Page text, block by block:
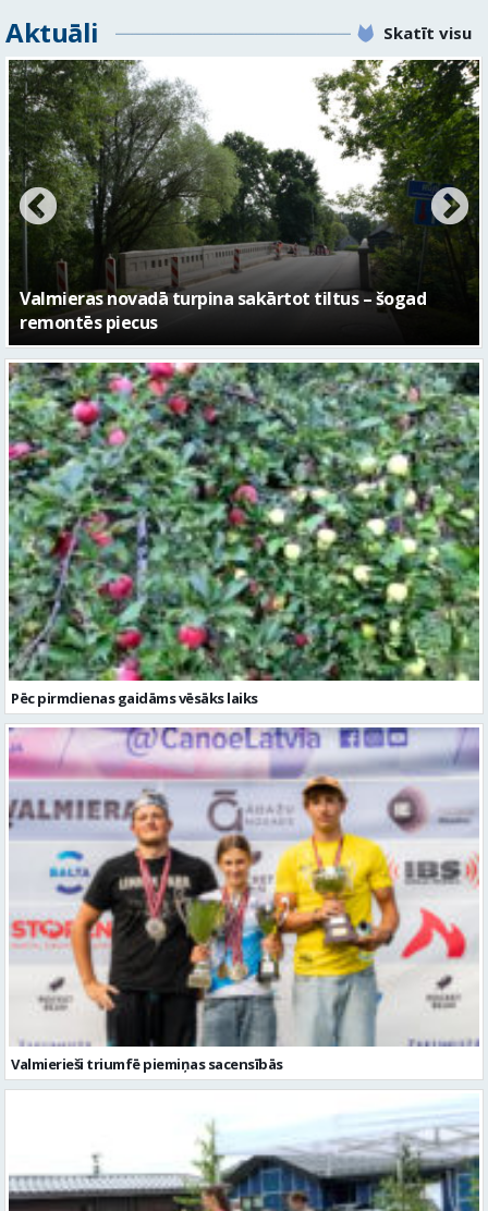
Aktuāli Skatīt visu
No pagaidu teātra līdz laikmetīgās kultūras centram
– kā attīstīsies “Kurtuve”
Pēc pirmdienas gaidāms vēsāks laiks
Valmierieši triumfē piemiņas sacensībās